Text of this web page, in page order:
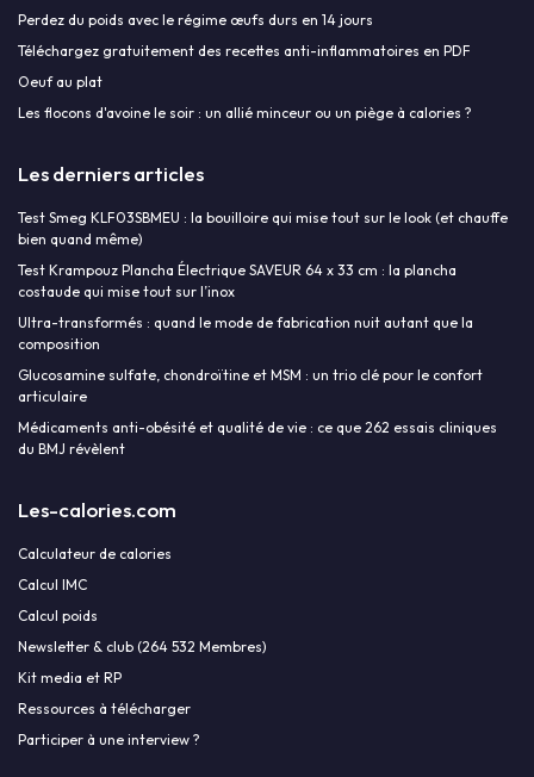
Perdez du poids avec le régime œufs durs en 14 jours
Téléchargez gratuitement des recettes anti-inflammatoires en PDF
Oeuf au plat
Les flocons d'avoine le soir : un allié minceur ou un piège à calories ?
Les derniers articles
Test Smeg KLF03SBMEU : la bouilloire qui mise tout sur le look (et chauffe
bien quand même)
Test Krampouz Plancha Électrique SAVEUR 64 x 33 cm : la plancha
costaude qui mise tout sur l’inox
Ultra-transformés : quand le mode de fabrication nuit autant que la
composition
Glucosamine sulfate, chondroïtine et MSM : un trio clé pour le confort
articulaire
Médicaments anti-obésité et qualité de vie : ce que 262 essais cliniques
du BMJ révèlent
Les-calories.com
Calculateur de calories
Calcul IMC
Calcul poids
Newsletter & club (264 532 Membres)
Kit media et RP
Ressources à télécharger
Participer à une interview ?